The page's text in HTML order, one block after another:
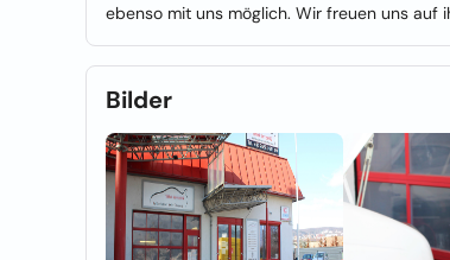
ebenso mit uns möglich. Wir freuen uns auf
Bilder